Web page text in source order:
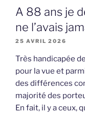
A 88 ans je
ne l’avais
25 AVRIL 2026
Très handicapée
pour la vue et
des différences
majorité des
En fait, il y a ceux,